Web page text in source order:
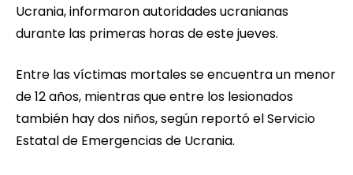
Ucrania, informaron autoridades ucranianas
durante las primeras horas de este jueves.
Entre las víctimas mortales se encuentra un menor
de 12 años, mientras que entre los lesionados
también hay dos niños, según reportó el Servicio
Estatal de Emergencias de Ucrania.